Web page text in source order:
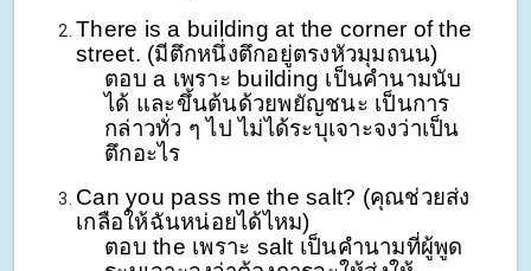
There is a building at the corner of the
street. (มีตึกหนึ่งตึกอยู่ตรงหัวมุมถนน)
ตอบ a เพราะ building เป็นคำนามนับ
ได้ และขึ้นต้นด้วยพยัญชนะ เป็นการ
กล่าวทั่ว ๆ ไป ไม่ได้ระบุเจาะจงว่าเป็น
ตึกอะไร
Can you pass me the salt? (คุณช่วยส่ง
เกลือให้ฉันหน่อยได้ไหม)
ตอบ the เพราะ salt เป็นคำนามที่ผู้พูด